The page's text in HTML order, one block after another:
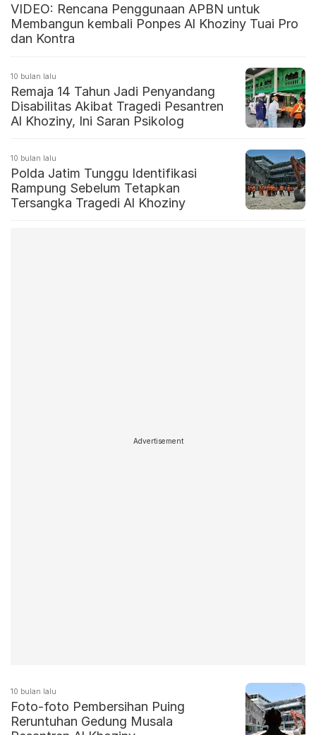
VIDEO: Rencana Penggunaan APBN untuk
Membangun kembali Ponpes Al Khoziny Tuai Pro
dan Kontra
10 bulan lalu
Remaja 14 Tahun Jadi Penyandang
Disabilitas Akibat Tragedi Pesantren
Al Khoziny, Ini Saran Psikolog
10 bulan lalu
Polda Jatim Tunggu Identifikasi
Rampung Sebelum Tetapkan
Tersangka Tragedi Al Khoziny
Advertisement
10 bulan lalu
Foto-foto Pembersihan Puing
Reruntuhan Gedung Musala